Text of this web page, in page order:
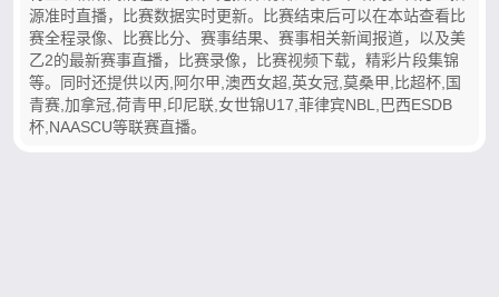
源准时直播，比赛数据实时更新。比赛结束后可以在本站查看比
赛全程录像、比赛比分、赛事结果、赛事相关新闻报道，以及美
乙2的最新赛事直播，比赛录像，比赛视频下载，精彩片段集锦
等。同时还提供以丙,阿尔甲,澳西女超,英女冠,莫桑甲,比超杯,国
青赛,加拿冠,荷青甲,印尼联,女世锦U17,菲律宾NBL,巴西ESDB
杯,NAASCU等联赛直播。